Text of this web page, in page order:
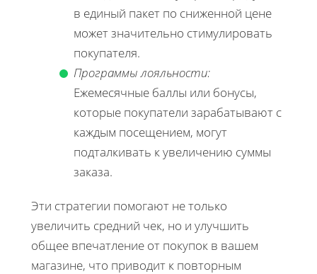
в единый пакет по сниженной цене
может значительно стимулировать
покупателя.
Программы лояльности:
Ежемесячные баллы или бонусы,
которые покупатели зарабатывают с
каждым посещением, могут
подталкивать к увеличению суммы
заказа.
Эти стратегии помогают не только
увеличить средний чек, но и улучшить
общее впечатление от покупок в вашем
магазине, что приводит к повторным